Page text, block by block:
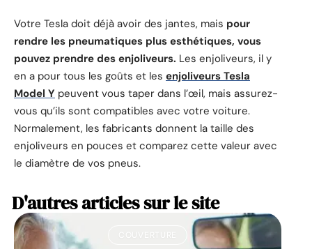
Votre Tesla doit déjà avoir des jantes, mais pour
rendre les pneumatiques plus esthétiques, vous
pouvez prendre des enjoliveurs. Les enjoliveurs, il y
en a pour tous les goûts et les enjoliveurs Tesla
Model Y peuvent vous taper dans l’œil, mais assurez-
vous qu’ils sont compatibles avec votre voiture.
Normalement, les fabricants donnent la taille des
enjoliveurs en pouces et comparez cette valeur avec
le diamètre de vos pneus.
D'autres articles sur le site